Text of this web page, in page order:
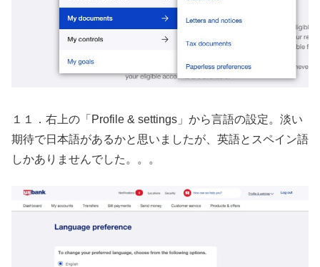
１１．右上の「Profile & settings」から言語の設定。淡い
期待で日本語があるかと思いましたが、英語とスペイン語
しかありませんでした。。。